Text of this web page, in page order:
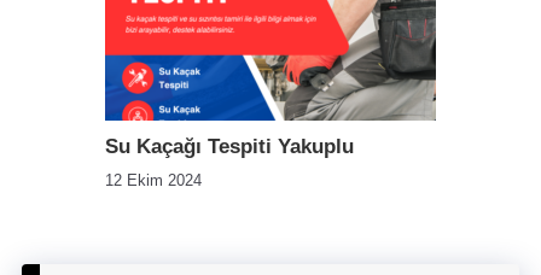
Su Kaçağı Tespiti Yakuplu
12 Ekim 2024